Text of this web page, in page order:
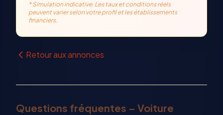
* Simulation indicative. Les taux et conditions réels
peuvent varier selon votre profil et les établissements
financiers.
Retour aux annonces
Questions fréquentes – Voiture